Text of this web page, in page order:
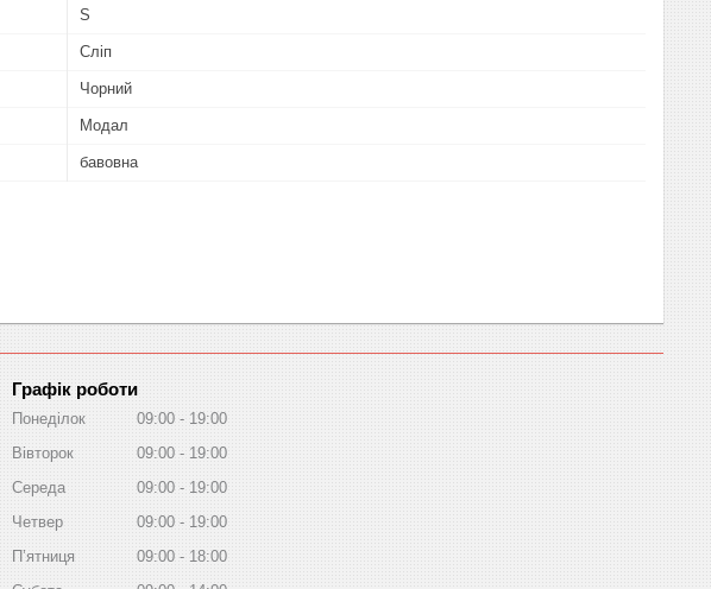
S
Сліп
Чорний
Модал
бавовна
Графік роботи
Понеділок 09:00
19:00
Вівторок
09:00
19:00
Середа
09:00
19:00
Четвер
09:00
19:00
Пʼятниця
09:00
18:00